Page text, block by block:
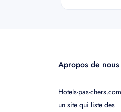
Apropos de nous
Hotels-pas-
un site qui liste des